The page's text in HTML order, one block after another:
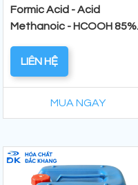
Formic Acid - Acid
Methanoic - HCOOH 85%,
LIÊN HỆ
MUA NGAY